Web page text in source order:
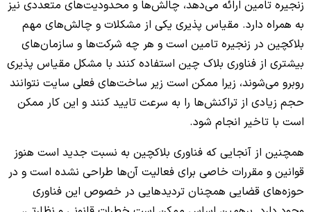
زنجیره تامین ارائه می‌دهد، چالش‌ها و محدودیت‌های متعددی نیز
به همراه دارد. مقیاس پذیری یکی از مشکلات و چالش‌‌های مهم
بلاکچین در زنجیره تامین است و هر چه شرکت‌ها و سازمان‌های
بیشتری از فناوری بلاک چین استفاده کنند با مشکل مقیاس پذیری
روبرو می‌شوند، زیرا ممکن است زیر ساخت‌های فعلی سایت نتوانند
حجم زیادی از تراکنش‌ها را به سرعت تایید کنند و این کار ممکن
است با تاخیر انجام شود.
همچنین از آنجایی که فناوری بلاکچین به نسبت جدید است هنوز
قوانین و مقررات خاصی برای فعالیت آن‌ها طراحی نشده است و در
حوزه‌های قضایی همچنان تردیدهایی در خصوص این فناوری